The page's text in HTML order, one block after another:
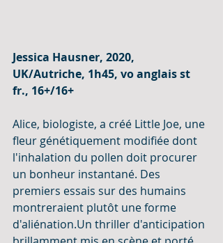
Jessica Hausner, 2020,
UK/Autriche, 1h45, vo anglais st
fr., 16+/16+
Alice, biologiste, a créé Little Joe, une
fleur génétiquement modifiée dont
l'inhalation du pollen doit procurer
un bonheur instantané. Des
premiers essais sur des humains
montreraient plutôt une forme
d'aliénation.Un thriller d'anticipation